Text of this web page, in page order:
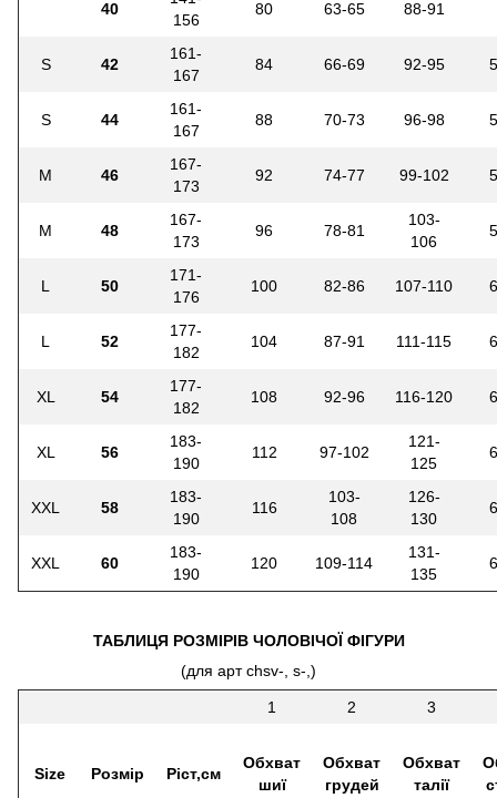
40
156
80 63-65 88-91
S 42
161-
167
84 66-69 92-95
S 44
161-
167
88 70-73 96-98
M 46
167-
173
92 74-77 99-102
M 48
167-
173
96 78-81
103-
106
L 50
171-
176
100 82-86 107-110
L 52
177-
182
104 87-91 111-115
XL 54
177-
182
108 92-96 116-120
XL 56
183-
190
112 97-102
121-
125
XXL 58
183-
190
116
103-
108
126-
130
XXL 60
183-
190
120 109-114
131-
135
ТАБЛИЦЯ РОЗМІРІВ ЧОЛОВІЧОЇ ФІГУРИ
(для арт chsv-, s-,)
1 2 3
Size Розмір Ріст,см
Обхват
шиї
Обхват
грудей
Обхват
талії